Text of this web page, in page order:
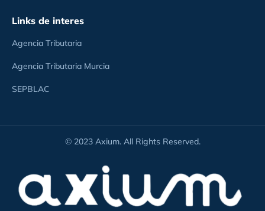
Links de interes
Agencia Tributaria
Agencia Tributaria Murcia
SEPBLAC
© 2023 Axium. All Rights Reserved.